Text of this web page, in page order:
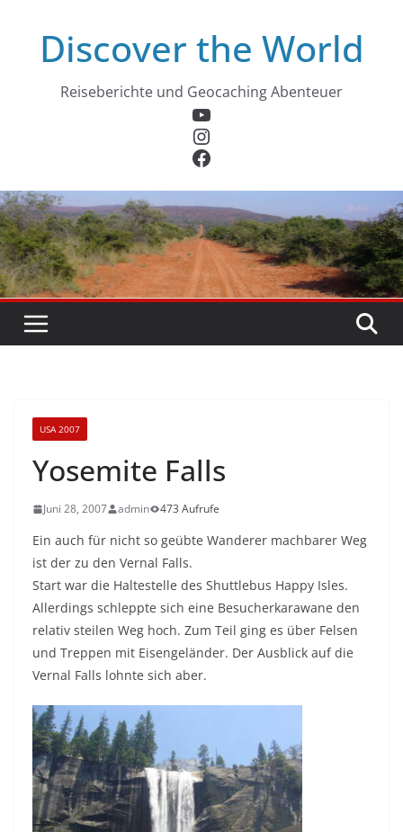
springenDiscover the World
Reiseberichte und Geocaching Abenteuer
YouTube
Instagram
Facebook
USA 2007
Yosemite Falls
Juni 28, 2007 admin 473 Aufrufe
Ein auch für nicht so geübte Wanderer machbarer Weg
ist der zu den Vernal Falls.
Start war die Haltestelle des Shuttlebus Happy Isles.
Allerdings schleppte sich eine Besucherkarawane den
relativ steilen Weg hoch. Zum Teil ging es über Felsen
und Treppen mit Eisengeländer. Der Ausblick auf die
Vernal Falls lohnte sich aber.